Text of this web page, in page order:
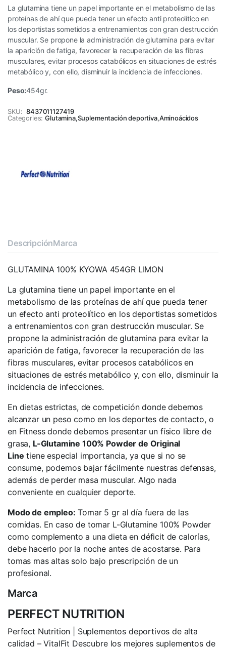
La glutamina tiene un papel importante en el metabolismo de las
proteínas de ahí que pueda tener un efecto anti proteolítico en
los deportistas sometidos a entrenamientos con gran destrucción
muscular. Se propone la administración de glutamina para evitar
la aparición de fatiga, favorecer la recuperación de las fibras
musculares, evitar procesos catabólicos en situaciones de estrés
metabólico y, con ello, disminuir la incidencia de infecciones.
Peso:454gr.
SKU: 8437011127419
Categories: Glutamina,Suplementación deportiva,Aminoácidos
DescripciónMarca
GLUTAMINA 100% KYOWA 454GR LIMON
La glutamina tiene un papel importante en el
metabolismo de las proteínas de ahí que pueda tener
un efecto anti proteolítico en los deportistas sometidos
a entrenamientos con gran destrucción muscular. Se
propone la administración de glutamina para evitar la
aparición de fatiga, favorecer la recuperación de las
fibras musculares, evitar procesos catabólicos en
situaciones de estrés metabólico y, con ello, disminuir la
incidencia de infecciones.
En dietas estrictas, de competición donde debemos
alcanzar un peso como en los deportes de contacto, o
en Fitness donde debemos presentar un físico libre de
grasa, L-Glutamine 100% Powder de Original
Line tiene especial importancia, ya que si no se
consume, podemos bajar fácilmente nuestras defensas,
además de perder masa muscular. Algo nada
conveniente en cualquier deporte.
Modo de empleo: Tomar 5 gr al día fuera de las
comidas. En caso de tomar L-Glutamine 100% Powder
como complemento a una dieta en déficit de calorías,
debe hacerlo por la noche antes de acostarse. Para
tomas mas altas solo bajo prescripción de un
profesional.
Marca
PERFECT NUTRITION
Perfect Nutrition | Suplementos deportivos de alta
calidad – VitalFit Descubre los mejores suplementos de